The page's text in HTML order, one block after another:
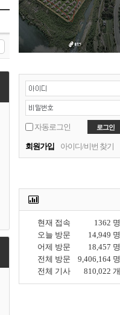
자동로그인
회원가입 아이디/비번 찾기
1362 명
현재 접속
14,949 명
오늘 방문
18,457 명
어제 방문
9,406,164 명
전체 방문
810,022 개
전체 기사